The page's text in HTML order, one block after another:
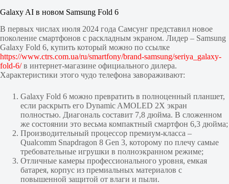
Galaxy AI в новом Samsung Fold 6
В первых числах июля 2024 года Самсунг представил новое
поколение смартфонов с раскладным экраном. Лидер – Samsung
Galaxy Fold 6, купить который можно по ссылке
https://www.ctrs.com.ua/ru/smartfony/brand-samsung/seriya_galaxy-
fold-6/в интернет-магазине официального дилера.
Характеристики этого чудо телефона завораживают:
Galaxy Fold 6 можно превратить в полноценный планшет,
если раскрыть его Dynamic AMOLED 2X экран
полностью. Диагональ составит 7,8 дюйма. В сложенном
же состоянии это весьма компактный смартфон 6,3 дюйма;
Производительный процессор премиум-класса –
Qualcomm Snapdragon 8 Gen 3, которому по плечу самые
требовательные игрушки в полноэкранном режиме;
Отличные камеры профессионального уровня, емкая
батарея, корпус из премиальных материалов с
повышенной защитой от влаги и пыли.